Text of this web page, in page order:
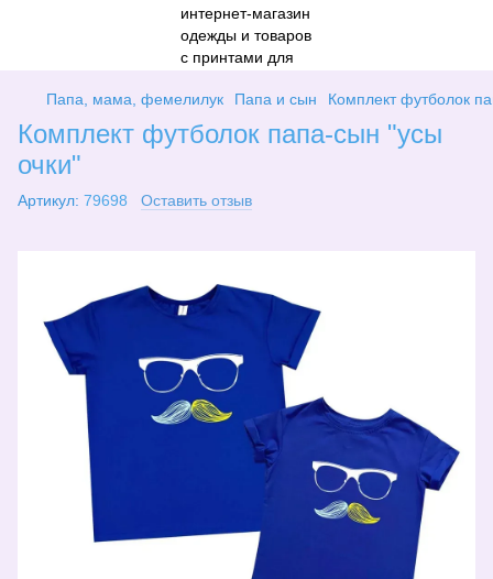
Папа, мама, фемелилук Папа и сын Комплект футболок
Комплект футболок папа-сын "усы
очки"
Артикул: 79698 Оставить отзыв